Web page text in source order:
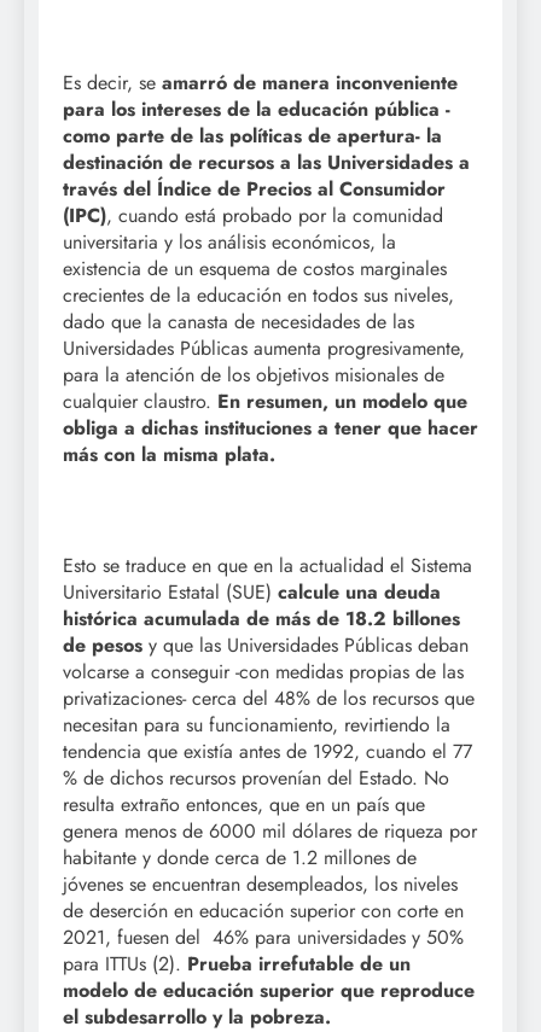
Es decir, se amarró de manera inconveniente
para los intereses de la educación pública -
como parte de las políticas de apertura- la
destinación de recursos a las Universidades a
través del Índice de Precios al Consumidor
(IPC), cuando está probado por la comunidad
universitaria y los análisis económicos, la
existencia de un esquema de costos marginales
crecientes de la educación en todos sus niveles,
dado que la canasta de necesidades de las
Universidades Públicas aumenta progresivamente,
para la atención de los objetivos misionales de
cualquier claustro. En resumen, un modelo que
obliga a dichas instituciones a tener que hacer
más con la misma plata.
Esto se traduce en que en la actualidad el Sistema
Universitario Estatal (SUE) calcule una deuda
histórica acumulada de más de 18.2 billones
de pesos y que las Universidades Públicas deban
volcarse a conseguir -con medidas propias de las
privatizaciones- cerca del 48% de los recursos que
necesitan para su funcionamiento, revirtiendo la
tendencia que existía antes de 1992, cuando el 77
% de dichos recursos provenían del Estado. No
resulta extraño entonces, que en un país que
genera menos de 6000 mil dólares de riqueza por
habitante y donde cerca de 1.2 millones de
jóvenes se encuentran desempleados, los niveles
de deserción en educación superior con corte en
2021, fuesen del 46% para universidades y 50%
para ITTUs (2). Prueba irrefutable de un
modelo de educación superior que reproduce
el subdesarrollo y la pobreza.